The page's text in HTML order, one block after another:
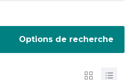
Options de recherche